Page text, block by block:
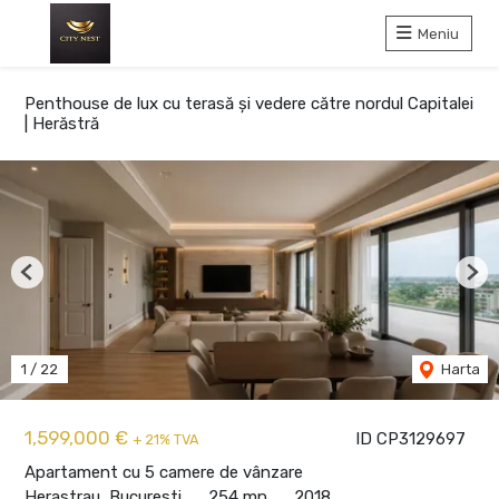
Meniu
Penthouse de lux cu terasă și vedere către nordul Capitalei
| Herăstră
ID CP3129697
1,599,000 € + 21% TVA
Apartament cu 5 camere de vânzare
1 / 22 Harta
Previous